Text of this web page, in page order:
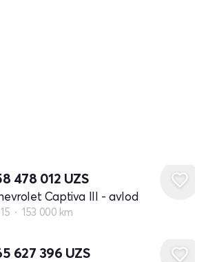
478 012 UZS
Captiva III - avlod
153 000 km
627 396 UZS